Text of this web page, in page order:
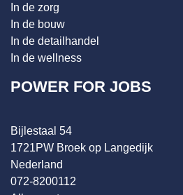
In de zorg
In de bouw
In de detailhandel
In de wellness
POWER FOR JOBS
Bijlestaal 54
1721PW Broek op Langedijk
Nederland
072-8200112